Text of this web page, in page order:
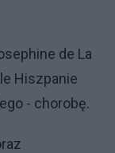
de La
Hiszpanie
- chorobę.